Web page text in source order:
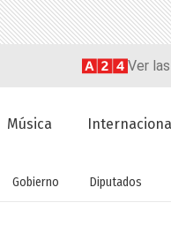
Ver
Música
Gobierno Diputados